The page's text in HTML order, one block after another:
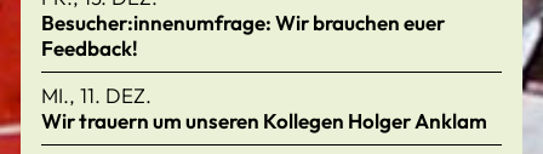
Besucher:innenumfrage: Wir brauchen euer
Feedback!
MI., 11. DEZ.
Wir trauern um unseren Kollegen Holger Anklam